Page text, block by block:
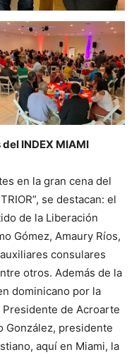
INDEX MIAMI
en la gran cena del
se destacan: el
de la Liberación
Gómez, Amaury Ríos,
consulares
otros. Además de la
dominicano por la
de Acroarte
González, presidente
aquí en Miami, la